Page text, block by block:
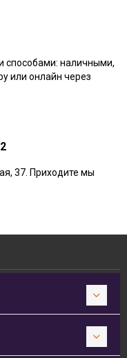
способами: наличными,
или онлайн через
37. Приходите мы